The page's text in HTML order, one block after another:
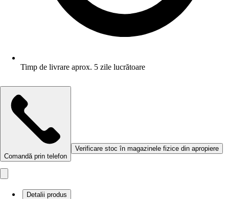
Timp de livrare aprox. 5 zile lucrătoare
Comandă prin telefon
Verificare stoc în magazinele fizice din apropiere
Detalii produs